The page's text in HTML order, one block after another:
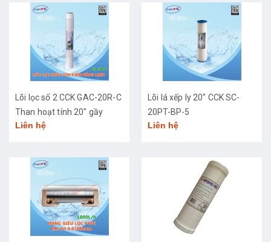
Lõi lọc số 2 CCK GAC-20R-C
Than hoạt tính 20" gầy
Liên hệ
Lõi lá xếp ly 20" CCK SC-
20PT-BP-5
Liên hệ